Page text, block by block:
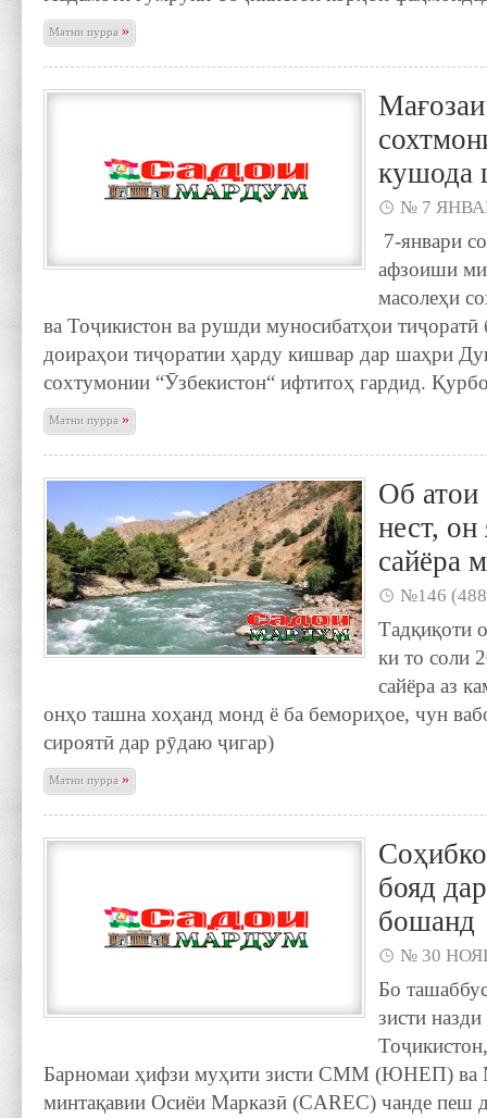
Матни пурра»
кушода
№ 7
7-январи
афзоиши
масолеҳи
ва Тоҷикистон ва рушди муносибатҳои тиҷоратӣ
доираҳои тиҷоратии ҳарду кишвар дар шаҳри
сохтумонии “Ӯзбекистон“ ифтитоҳ гардид.
Матни пурра»
Об атои
нест,
сайёра
№146
Тадқиқоти
ки то соли
сайёра аз
онҳо ташна хоҳанд монд ё ба бемориҳое, чун
сироятӣ дар рӯдаю ҷигар)
Матни пурра»
бояд
бошанд
№ 30
Бо
зисти
Барномаи ҳифзи муҳити зисти СММ (ЮНЕП) ва
минтақавии Осиёи Марказӣ (CAREC) чанде пеш